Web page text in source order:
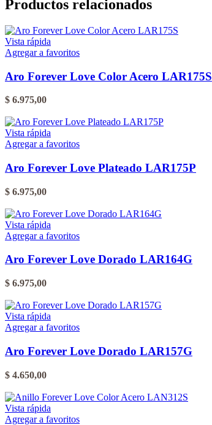
Productos relacionados
Vista rápida
Agregar a favoritos
Aro Forever Love Color Acero LAR175S
$ 6.975,00
Vista rápida
Agregar a favoritos
Aro Forever Love Plateado LAR175P
$ 6.975,00
Vista rápida
Agregar a favoritos
Aro Forever Love Dorado LAR164G
$ 6.975,00
Vista rápida
Agregar a favoritos
Aro Forever Love Dorado LAR157G
$ 4.650,00
Vista rápida
Agregar a favoritos